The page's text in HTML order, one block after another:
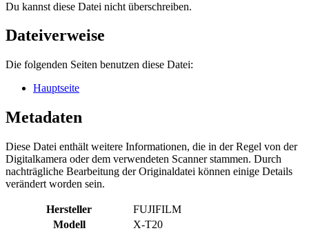
Du kannst diese Datei nicht überschreiben.
Dateiverweise
Die folgenden Seiten benutzen diese Datei:
Hauptseite
Metadaten
Diese Datei enthält weitere Informationen, die in der Regel von der
Digitalkamera oder dem verwendeten Scanner stammen. Durch
nachträgliche Bearbeitung der Originaldatei können einige Details
verändert worden sein.
Hersteller
FUJIFILM
Modell
X-T20